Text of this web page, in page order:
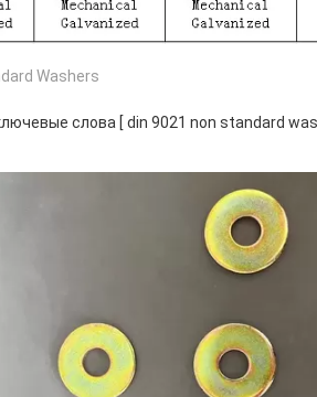
Washers
слова [ din 9021 non standard